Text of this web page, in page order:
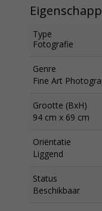
Type
Fotografie
Genre
Fine Art
Grootte (BxH)
94 cm x 69 cm
Oriëntatie
Liggend
Status
Beschikbaar